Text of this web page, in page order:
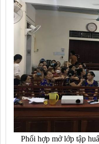
Phối hợp mở lớp tập